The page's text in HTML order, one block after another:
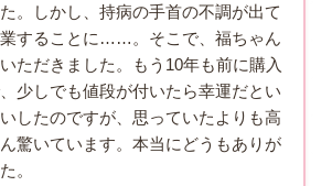
。しかし、持病の手首の不調が出て
業することに……。そこで、福ちゃん
ただきました。もう10年も前に購入
少しでも値段が付いたら幸運だとい
したのですが、思っていたよりも高
驚いています。本当にどうもありが
。